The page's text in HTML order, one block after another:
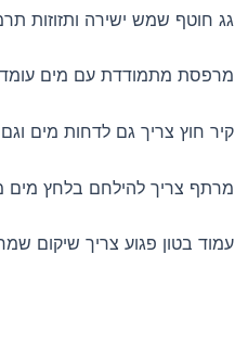
גג חוטף שמש ישירה ותזוזות
מרפסת מתמודדת עם מים
קיר חוץ צריך גם לדחות מים
מרתף צריך להילחם בלחץ מים
עמוד בטון פגוע צריך שיקום